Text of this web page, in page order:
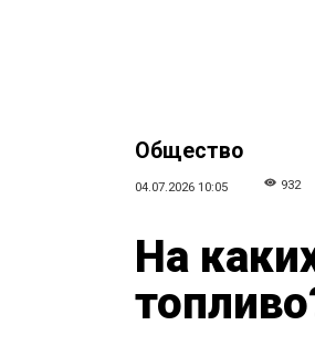
Общество
04.07.2026 10:05 932
На